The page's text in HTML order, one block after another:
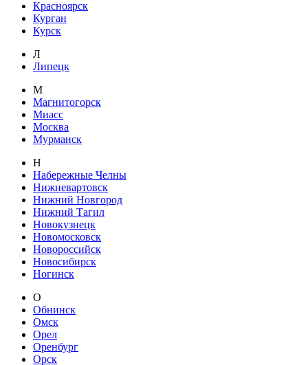
Красноярск
Курган
Курск
Л
Липецк
М
Магнитогорск
Миасс
Москва
Мурманск
Н
Набережные Челны
Нижневартовск
Нижний Новгород
Нижний Тагил
Новокузнецк
Новомосковск
Новороссийск
Новосибирск
Ногинск
О
Обнинск
Омск
Орел
Оренбург
Орск